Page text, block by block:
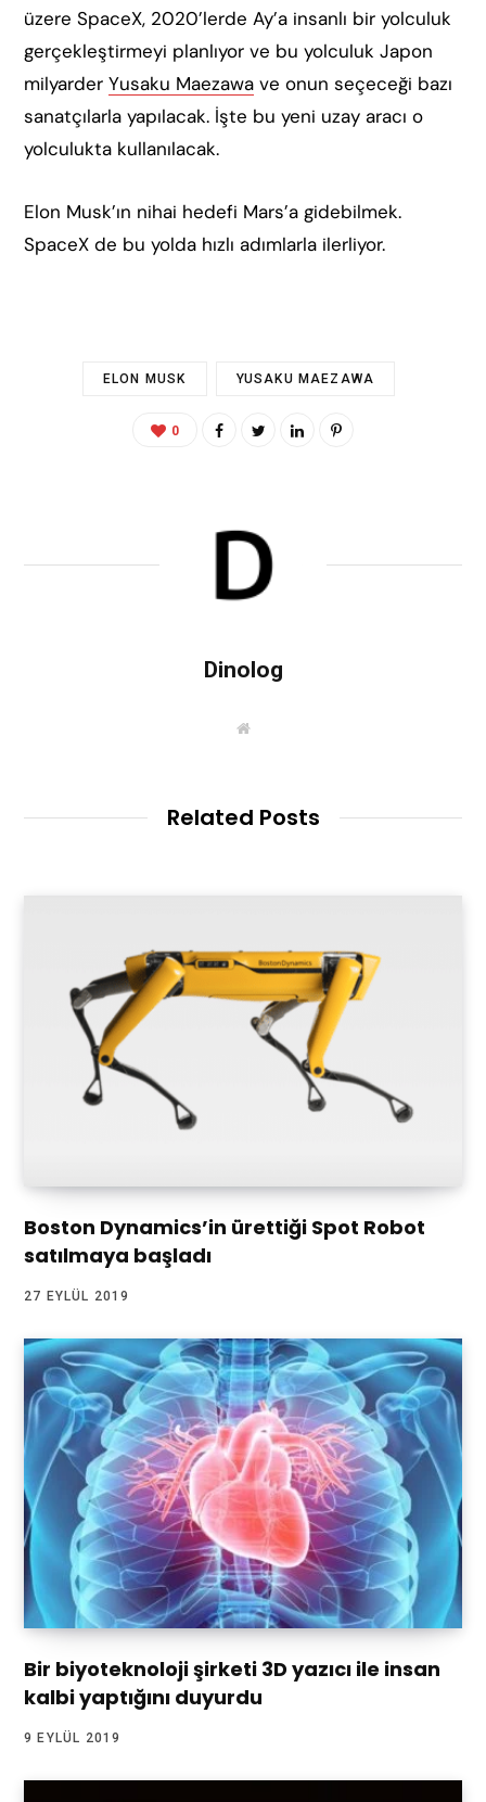
üzere SpaceX, 2020’lerde Ay’a insanlı bir yolculuk
gerçekleştirmeyi planlıyor ve bu yolculuk Japon
milyarder Yusaku Maezawa ve onun seçeceği bazı
sanatçılarla yapılacak. İşte bu yeni uzay aracı o
yolculukta kullanılacak.
Elon Musk’ın nihai hedefi Mars’a gidebilmek.
SpaceX de bu yolda hızlı adımlarla ilerliyor.
ELON MUSK YUSAKU MAEZAWA
0
Dinolog
W
e
Related Posts
Boston Dynamics’in ürettiği Spot Robot
satılmaya başladı
27 EYLÜL 2019
Bir biyoteknoloji şirketi 3D yazıcı ile insan
kalbi yaptığını duyurdu
9 EYLÜL 2019